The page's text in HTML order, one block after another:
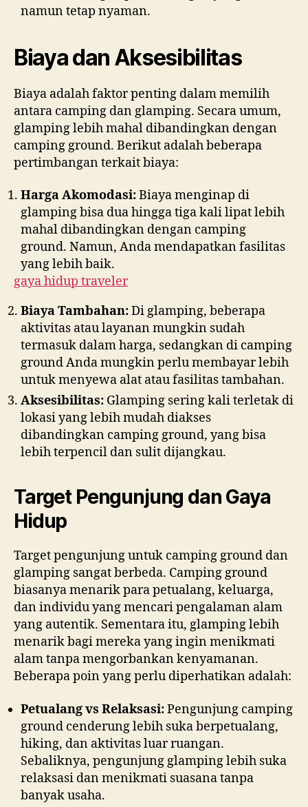
namun tetap nyaman.
Biaya dan Aksesibilitas
Biaya adalah faktor penting dalam memilih
antara camping dan glamping. Secara umum,
glamping lebih mahal dibandingkan dengan
camping ground. Berikut adalah beberapa
pertimbangan terkait biaya:
Harga Akomodasi:Biaya menginap di
glamping bisa dua hingga tiga kali lipat lebih
mahal dibandingkan dengan camping
ground. Namun, Anda mendapatkan fasilitas
yang lebih baik.
gaya hidup traveler
Biaya Tambahan:Di glamping, beberapa
aktivitas atau layanan mungkin sudah
termasuk dalam harga, sedangkan di camping
ground Anda mungkin perlu membayar lebih
untuk menyewa alat atau fasilitas tambahan.
Aksesibilitas: Glamping sering kali terletak di
lokasi yang lebih mudah diakses
dibandingkan camping ground, yang bisa
lebih terpencil dan sulit dijangkau.
Target Pengunjung dan Gaya
Hidup
Target pengunjung untuk camping ground dan
glamping sangat berbeda. Camping ground
biasanya menarik para petualang, keluarga,
dan individu yang mencari pengalaman alam
yang autentik. Sementara itu, glamping lebih
menarik bagi mereka yang ingin menikmati
alam tanpa mengorbankan kenyamanan.
Beberapa poin yang perlu diperhatikan adalah:
Petualang vs Relaksasi:Pengunjung camping
ground cenderung lebih suka berpetualang,
hiking, dan aktivitas luar ruangan.
Sebaliknya, pengunjung glamping lebih suka
relaksasi dan menikmati suasana tanpa
banyak usaha.